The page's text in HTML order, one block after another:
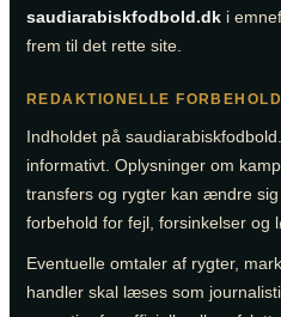
saudiarabiskfodbold.dk i
frem til det rette site.
REDAKTIONELLE FORBEHOLD
Indholdet på
informativt. Oplysninger om
transfers og rygter kan ændre
forbehold for fejl, forsinkelser og
Eventuelle omtaler af rygter,
handler skal læses som